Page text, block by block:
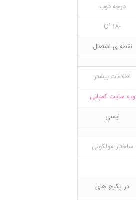
درجه ذوب
-18 °C
نقطه ی اشتعال
اطلاعات بیشتر
وب سایت کمپانی
ایمنی
ساختار مولکولی
در پکیج های